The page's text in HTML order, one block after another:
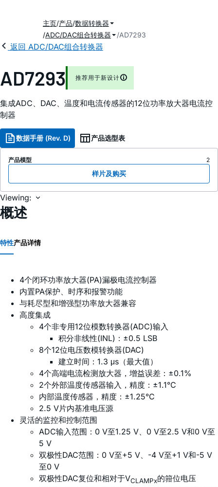
主页 产品 数据转换器
ADC/DAC组合转换器
AD7293
返回 ADC/DAC组合转换器
AD7293 推荐用于新设计
集成ADC、DAC、温度和电流传感器的12位功率放大器电流控
制器
数据手册 (Rev. D) 产品选型表
产品模型 2
样片及购买
Viewing:
概述
特性产品详情
4个闭环功率放大器(PA)漏极电流控制器
内置PA保护、时序和报警功能
与耗尽型和增强型功率放大器兼容
高度集成
4个非专用12位模数转换器(ADC)输入
积分非线性(INL)：±0.5 LSB
8个12位电压数模转换器(DAC)
建立时间：1.3 μs（最大值）
4个高端电流检测放大器，增益误差：±0.1%
2个外部温度传感器输入，精度：±1.1°C
内部温度传感器，精度：±1.25°C
2.5 V片内基准电压源
灵活的监控和控制范围
ADC输入范围：0 V至1.25 V、0 V至2.5 V和0 V至
5 V
双极性DAC范围：0 V至+5 V、-4 V至+1 V和-5 V
至0 V
双极性DAC复位和相对于VCLAMPx的箝位电压